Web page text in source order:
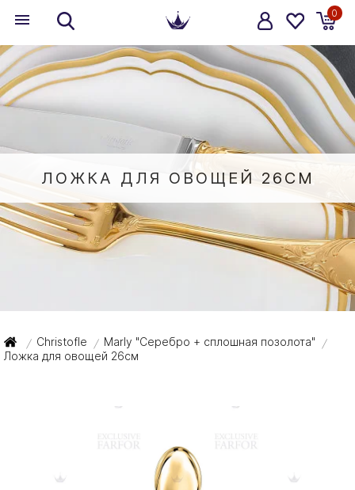
0
ЛОЖКА ДЛЯ ОВОЩЕЙ 26СМ
/ Christofle / Marly "Серебро + сплошная позолота" /
Ложка для овощей 26см